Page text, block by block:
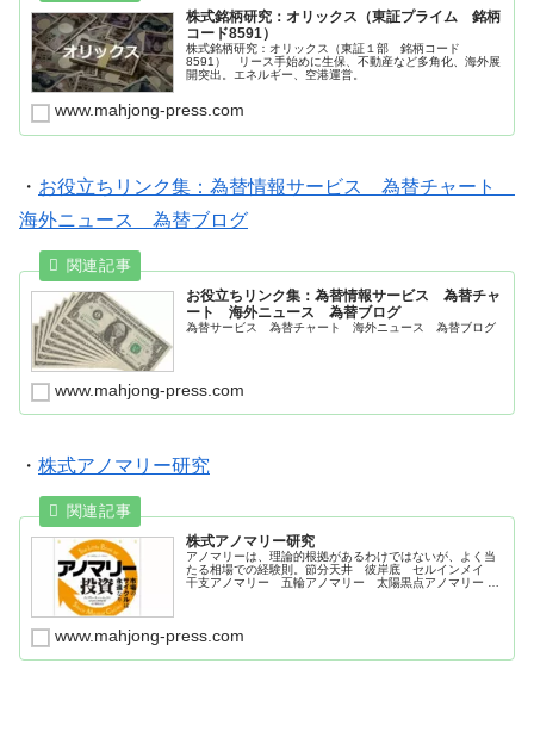
株式銘柄研究：オリックス（東証プライム 銘柄
コード8591）
株式銘柄研究：オリックス（東証１部 銘柄コード
8591） リース手始めに生保、不動産など多角化、海外展
開突出。エネルギー、空港運営。
www.mahjong-press.com
・ お役立ちリンク集：為替情報サービス 為替チャート
海外ニュース 為替ブログ
お役立ちリンク集：為替情報サービス 為替チャ
ート 海外ニュース 為替ブログ
為替サービス 為替チャート 海外ニュース 為替ブログ
www.mahjong-press.com
・ 株式アノマリー研究
株式アノマリー研究
アノマリーは、理論的根拠があるわけではないが、よく当
たる相場での経験則。節分天井 彼岸底 セルインメイ
干支アノマリー 五輪アノマリー 太陽黒点アノマリー 米
www.mahjong-press.com